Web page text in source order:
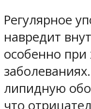
Регулярное
навредит
особенно при
липидную
что